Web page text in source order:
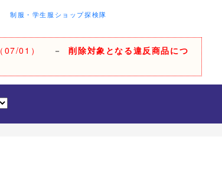
制服・学生服ショップ探検隊
（07/01） －削除対象となる違反商品につ